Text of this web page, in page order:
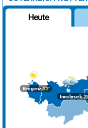
Heute
Bregenz22°
Innsbruck